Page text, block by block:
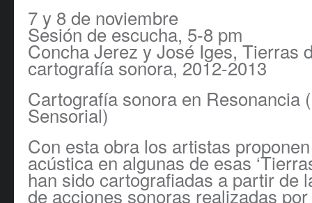
7 y 8 de noviembre
Sesión de escucha, 5-8 pm
Concha Jerez y José Iges, Tierras
cartografía sonora, 2012-2013
Cartografía sonora en Resonancia
Sensorial)
Con esta obra los artistas
acústica en algunas de esas
han sido cartografiadas a partir de
de acciones sonoras realizadas